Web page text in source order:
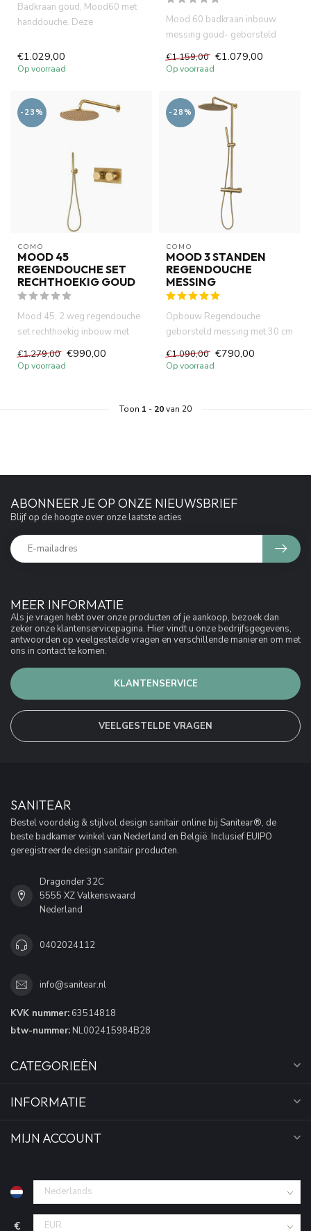
Badkraan goud, Mood60 met
handdouche. Deze
inbouwbox...
€1.029,00
Op voorraad
Mood 60 badkraan inbouw
messing goud- geborsteld
PVD met inbouw met
handdouche e...
€1.159,00 €1.079,00
Op voorraad
-23%
COMO
MOOD 45
REGENDOUCHE SET
RECHTHOEKIG GOUD
Mood 45, 2 weg regendouche
set rechthoekig inbouw met
30cm hoofddouche goud ing...
€1.279,00 €990,00
Op voorraad
-28%
COMO
MOOD 3 STANDEN
REGENDOUCHE
MESSING
Opbouw Regendouche
geborsteld messing met 30 cm
hoofddouche
€1.090,00 €790,00
Op voorraad
Toon 1 - 20van 20
MEER INFORMATIE
Als je vragen hebt over onze producten of je aankoop, bezoek dan
zeker onze klantenservicepagina. Hier vindt u onze bedrijfsgegevens,
antwoorden op veelgestelde vragen en verschillende manieren om met
ons in contact te komen.
KLANTENSERVICE
VEELGESTELDE VRAGEN
ABONNEER JE OP ONZE NIEUWSBRIEF
Blijf op de hoogte over onze laatste acties
SANITEAR
Bestel voordelig & stijlvol design sanitair online bij Sanitear®, de
beste badkamer winkel van Nederland en België. Inclusief EUIPO
geregistreerde design sanitair producten.
Dragonder 32C
5555 XZ Valkenswaard
Nederland
0402024112
info@sanitear.nl
KVK nummer: 63514818
btw-nummer: NL002415984B28
CATEGORIEËN
INFORMATIE
MIJN ACCOUNT
€